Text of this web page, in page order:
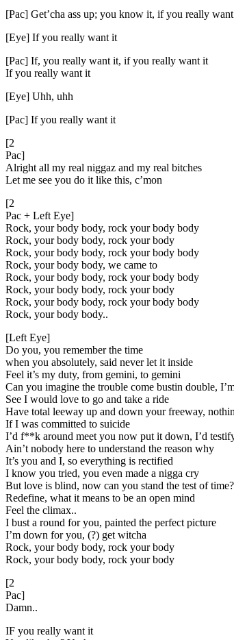
[Pac] Get’cha ass up; you know it, if you really
[Eye] If you really want it
[Pac] If, you really want it, if you really want it
If you really want it
[Eye] Uhh, uhh
[Pac] If you really want it
[2
Pac]
Alright all my real niggaz and my real bitches
Let me see you do it like this, c’mon
[2
Pac + Left Eye]
Rock, your body body, rock your body body
Rock, your body body, rock your body
Rock, your body body, rock your body body
Rock, your body body, we came to
Rock, your body body, rock your body body
Rock, your body body, rock your body
Rock, your body body, rock your body body
Rock, your body body..
[Left Eye]
Do you, you remember the time
when you absolutely, said never let it inside
Feel it’s my duty, from gemini, to gemini
Can you imagine the trouble come bustin double,
See I would love to go and take a ride
Have total leeway up and down your freeway,
If I was committed to suicide
I’d f**k around meet you now put it down, I’d
Ain’t nobody here to understand the reason why
It’s you and I, so everything is rectified
I know you tried, you even made a nigga cry
But love is blind, now can you stand the test of time?
Redefine, what it means to be an open mind
Feel the climax..
I bust a round for you, painted the perfect picture
I’m down for you, (?) get witcha
Rock, your body body, rock your body
Rock, your body body, rock your body
[2
Pac]
Damn..
IF you really want it